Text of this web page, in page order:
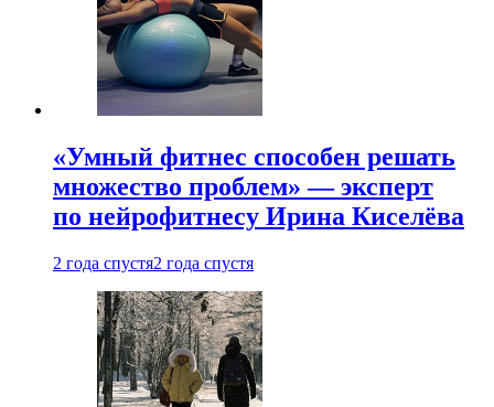
«Умный фитнес способен решать
множество проблем» — эксперт
по нейрофитнесу Ирина Киселёва
2 года спустя2 года спустя